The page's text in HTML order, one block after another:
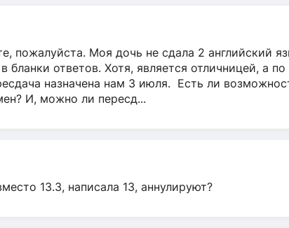
пожалуйста. Моя дочь не сдала 2 английский
бланки ответов. Хотя, является отличницей, а
назначена нам 3 июля. Есть ли
И, можно ли пересд...
13.3, написала 13, аннулируют?